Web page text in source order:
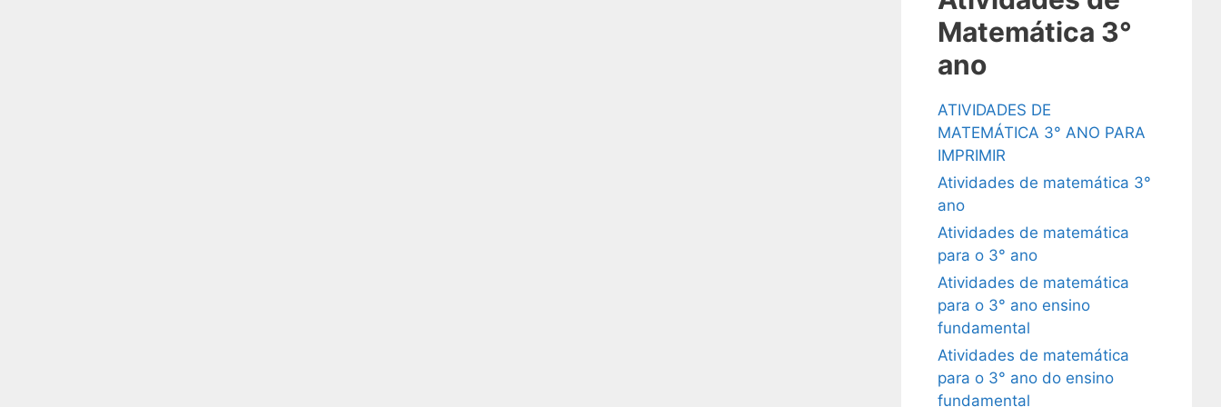
Matemática 3°
ano
ATIVIDADES DE
MATEMÁTICA 3° ANO PARA
IMPRIMIR
Atividades de matemática 3°
ano
Atividades de matemática
para o 3° ano
Atividades de matemática
para o 3° ano ensino
fundamental
Atividades de matemática
para o 3° ano do ensino
fundamental